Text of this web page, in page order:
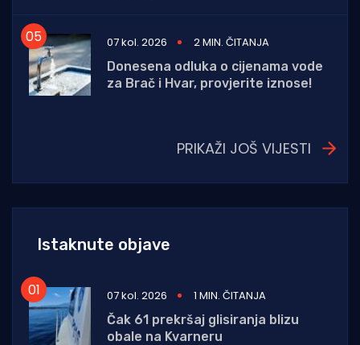
07 kol. 2026
2 MIN. ČITANJA
Donesena odluka o cijenama vode
za Brač i Hvar, provjerite iznose!
PRIKAŽI JOŠ VIJESTI
Istaknute objave
07 kol. 2026
1 MIN. ČITANJA
Čak 61 prekršaj glisiranja blizu
obale na Kvarneru